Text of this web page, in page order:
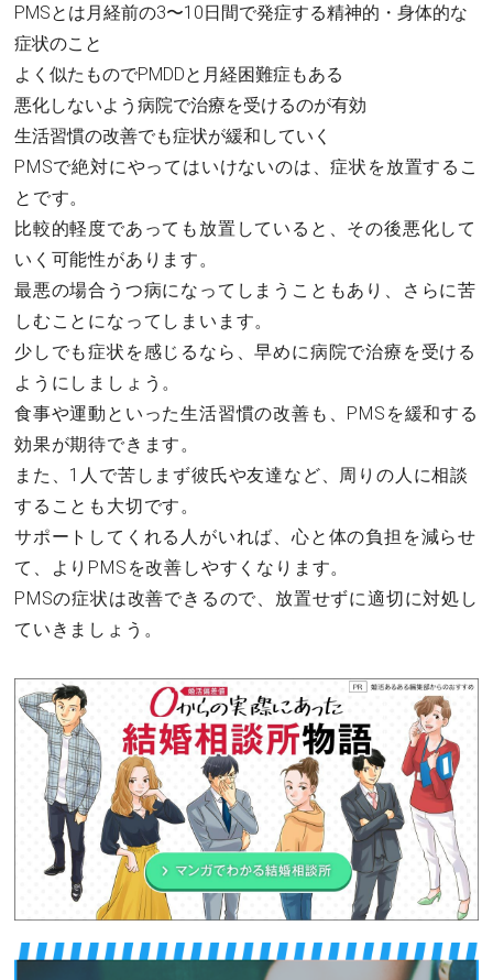
PMSとは月経前の3〜10日間で発症する精神的・身体的な
症状のこと
よく似たものでPMDDと月経困難症もある
悪化しないよう病院で治療を受けるのが有効
生活習慣の改善でも症状が緩和していく
PMSで絶対にやってはいけないのは、症状を放置するこ
とです。
比較的軽度であっても放置していると、その後悪化して
いく可能性があります。
最悪の場合うつ病になってしまうこともあり、さらに苦
しむことになってしまいます。
少しでも症状を感じるなら、早めに病院で治療を受ける
ようにしましょう。
食事や運動といった生活習慣の改善も、PMSを緩和する
効果が期待できます。
また、1人で苦しまず彼氏や友達など、周りの人に相談
することも大切です。
サポートしてくれる人がいれば、心と体の負担を減らせ
て、よりPMSを改善しやすくなります。
PMSの症状は改善できるので、放置せずに適切に対処し
ていきましょう。